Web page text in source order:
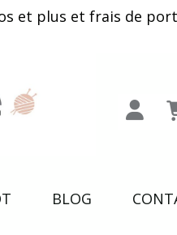
et plus et frais de
BLOG